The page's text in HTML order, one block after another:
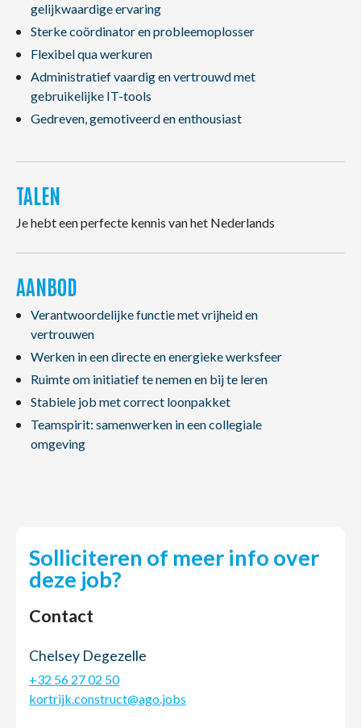
gelijkwaardige ervaring
Sterke coördinator en probleemoplosser
Flexibel qua werkuren
Administratief vaardig en vertrouwd met
gebruikelijke IT-tools
Gedreven, gemotiveerd en enthousiast
TALEN
Je hebt een perfecte kennis van het Nederlands
AANBOD
Verantwoordelijke functie met vrijheid en
vertrouwen
Werken in een directe en energieke werksfeer
Ruimte om initiatief te nemen en bij te leren
Stabiele job met correct loonpakket
Teamspirit: samenwerken in een collegiale
omgeving
Solliciteren of meer info over
deze job?
Contact
Chelsey Degezelle
+32 56 27 02 50
kortrijk.construct@ago.jobs